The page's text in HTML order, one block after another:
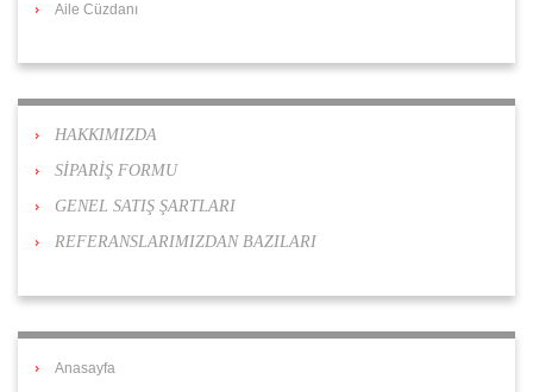
Aile Cüzdanı
HAKKIMIZDA
SİPARİŞ FORMU
GENEL SATIŞ ŞARTLARI
REFERANSLARIMIZDAN BAZILARI
Anasayfa